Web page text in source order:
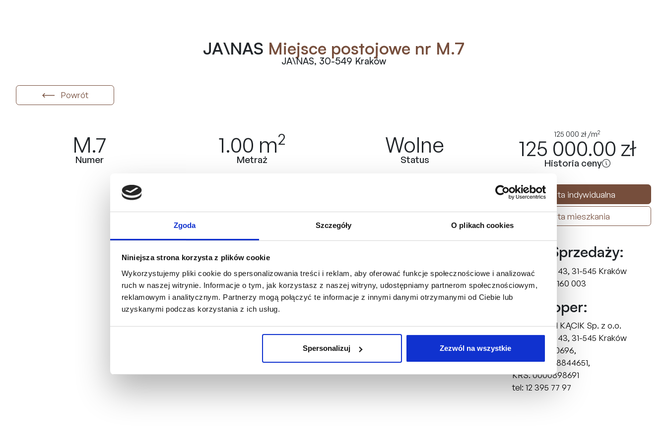
Zgoda Szczegóły O plikach cookies
Niniejsza strona korzysta z plików cookie
Wykorzystujemy pliki cookie do spersonalizowania treści i reklam, aby oferować funkcje społecznościowe i analizować
ruch w naszej witrynie. Informacje o tym, jak korzystasz z naszej witryny, udostępniamy partnerom społecznościowym,
reklamowym i analitycznym. Partnerzy mogą połączyć te informacje z innymi danymi otrzymanymi od Ciebie lub
uzyskanymi podczas korzystania z ich usług.
Spersonalizuj Zezwól na wszystkie
JA\NAS Miejsce postojowe nr M.7
JA\NAS, 30-549 Kraków
Powrót
Numer
M.7
Metraż
1.00 m2
Status
Wolne
Historia ceny
125 000 zł/m2
125 000.00 zł
Oferta indywidualna
Karta mieszkania
Biuro Sprzedaży:
ul. Mogilska 43, 31-545 Kraków
tel: +48 510 160 003
Deweloper:
FRACTHON KĄCIK Sp. z o.o.
ul. Mogilska 43, 31-545 Kraków
NIP: 6751750696,
REGON: 388844651,
KRS: 0000898691
tel: 12 395 77 97